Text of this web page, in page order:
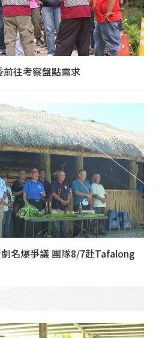
往考察盤點需求
劇名爆爭議 團隊8/7赴Tafalong